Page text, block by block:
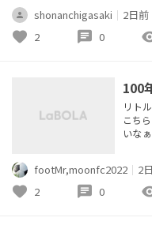
ドマ
躍動
しま
shonanchigasaki ｜ 2日前
favorite 2 chat 0
100
リト
こち
いな
footMr,moonfc2022 ｜ 2
favorite 2 chat 0